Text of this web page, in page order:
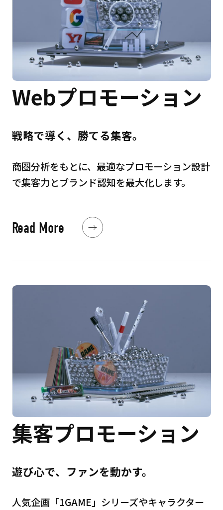
Webプロモーション
戦略で導く、勝てる集客。
商圏分析をもとに、最適なプロモーション設計
で集客力とブランド認知を最大化します。
Read More
集客プロモーション
遊び心で、ファンを動かす。
人気企画「1GAME」シリーズやキャラクター